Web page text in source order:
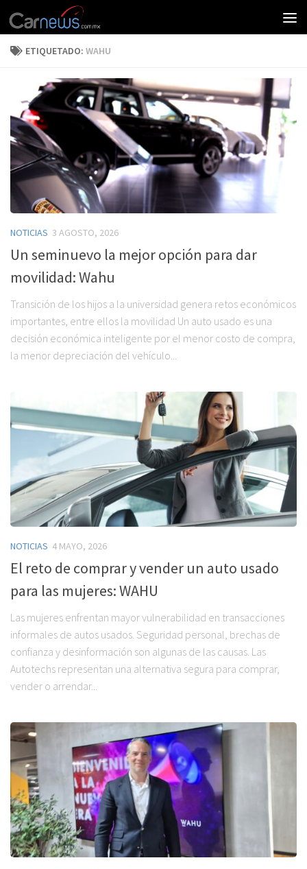
ETIQUETADO: WAHU
NOTICIAS 3 AGOSTO, 2026
Un seminuevo la mejor opción para dar
movilidad: Wahu
Transición de los hijos a la universidad genera retos económicos
importantes, entre ellos la movilidad Un auto usado es una
decisión económica inteligente por el menor costo de compra,
la menor depreciación del vehículo...
NOTICIAS 4 MAYO, 2026
El reto de comprar y vender un auto usado
para las mujeres: WAHU
Las mujeres enfrentan mayor vulnerabilidad en transacciones
informales de autos usados. Seguridad personal, brechas de
confianza y desinformación son algunas de las causas. Las
Autotechs representan una alternativa segura para comprar,
vender o arrendar...